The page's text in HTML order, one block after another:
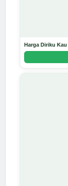
Harga Diriku